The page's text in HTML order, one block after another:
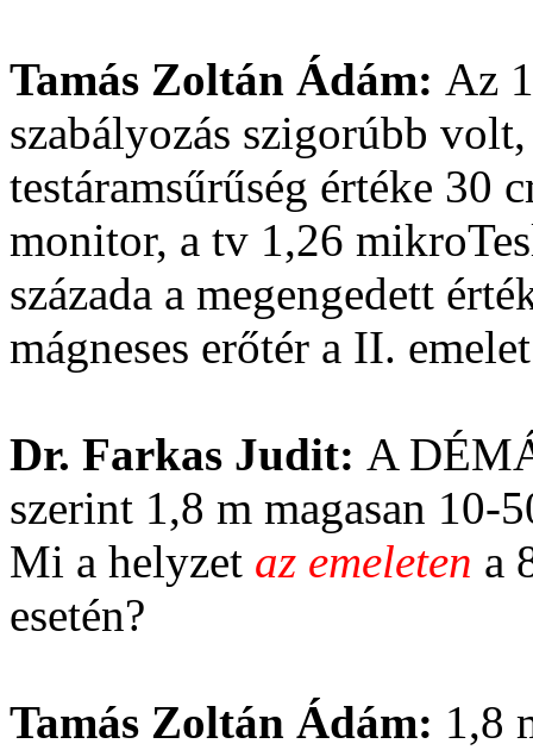
Tamás Zoltán Ádám: Az
szabályozás szigorúbb
testáramsűrűség értéke 30
monitor, a tv 1,26
százada a megengedett
mágneses erőtér a II.
Dr. Farkas Judit: A
szerint 1,8 m magasan 10-
Mi a helyzet az emeleten a
esetén?
Tamás Zoltán Ádám: 1,8